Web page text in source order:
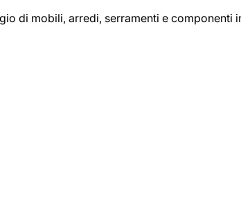
di mobili, arredi, serramenti e componenti